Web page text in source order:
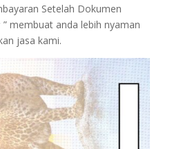
Setelah Dokumen
membuat anda lebih nyaman
jasa kami.